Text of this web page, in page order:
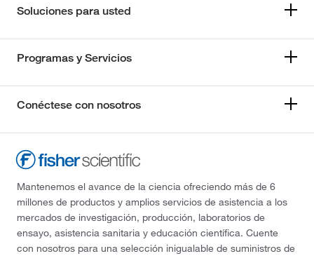
Soluciones para usted
Programas y Servicios
Conéctese con nosotros
Mantenemos el avance de la ciencia ofreciendo más de 6
millones de productos y amplios servicios de asistencia a los
mercados de investigación, producción, laboratorios de
ensayo, asistencia sanitaria y educación científica. Cuente
con nosotros para una selección inigualable de suministros de